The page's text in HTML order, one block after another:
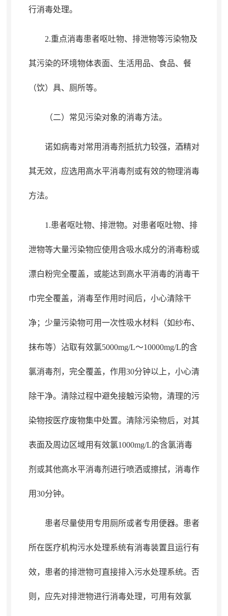
行消毒处理。
2.重点消毒患者呕吐物、排泄物等污染物及
其污染的环境物体表面、生活用品、食品、餐
（饮）具、厕所等。
（二）常见污染对象的消毒方法。
诺如病毒对常用消毒剂抵抗力较强， 酒精对
其无效，应选用高水平消毒剂或有效的物理消毒
方法。
1.患者呕吐物、排泄物。 对患者呕吐物、排
泄物等大量污染物应使用含吸水成分的消毒粉或
漂白粉完全覆盖，或能达到高水平消毒的消毒干
巾完全覆盖， 消毒至作用时间后，小心清除干
净； 少量污染物可用一次性吸水材料（如纱布、
抹布等）沾取有效氯5000mg/L～10000mg/L的含
氯消毒剂，完全覆盖， 作用30分钟以上，小心清
除干净。 清除过程中避免接触污染物，清理的污
染物按医疗废物集中处置。 清除污染物后，对其
表面及周边区域用有效氯1000mg/L的含氯消毒
剂或其他高水平消毒剂进行喷洒或擦拭， 消毒作
用30分钟。
患者尽量使用专用厕所或者专用便器。 患者
所在医疗机构污水处理系统有消毒装置且运行有
效，患者的排泄物可直接排入污水处理系统。 否
则，应先对排泄物进行消毒处理， 可用有效氯